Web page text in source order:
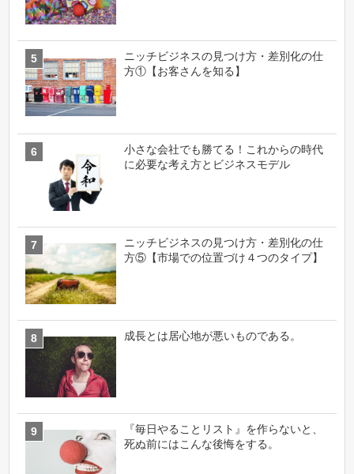
ニッチビジネスの見つけ方・差別化の仕
方①【お客さんを知る】
小さな会社でも勝てる！これからの時代
に必要な考え方とビジネスモデル
ニッチビジネスの見つけ方・差別化の仕
方⑤【市場での位置づけ４つのタイプ】
成長とは居心地が悪いものである。
『毎日やることリスト』を作らないと、
死ぬ前にはこんな後悔をする。